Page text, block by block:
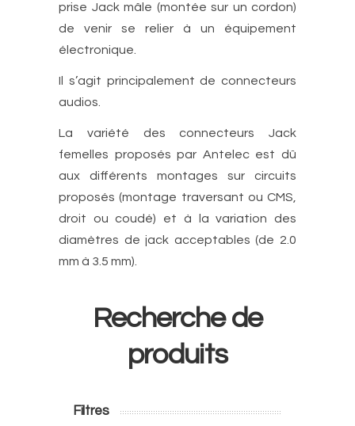
prise Jack mâle (montée sur un cordon)
de venir se relier à un équipement
électronique.
Il s’agit principalement de connecteurs
audios.
La variété des connecteurs Jack
femelles proposés par Antelec est dû
aux différents montages sur circuits
proposés (montage traversant ou CMS,
droit ou coudé) et à la variation des
diamètres de jack acceptables (de 2.0
mm à 3.5 mm).
Recherche de
produits
Filtres